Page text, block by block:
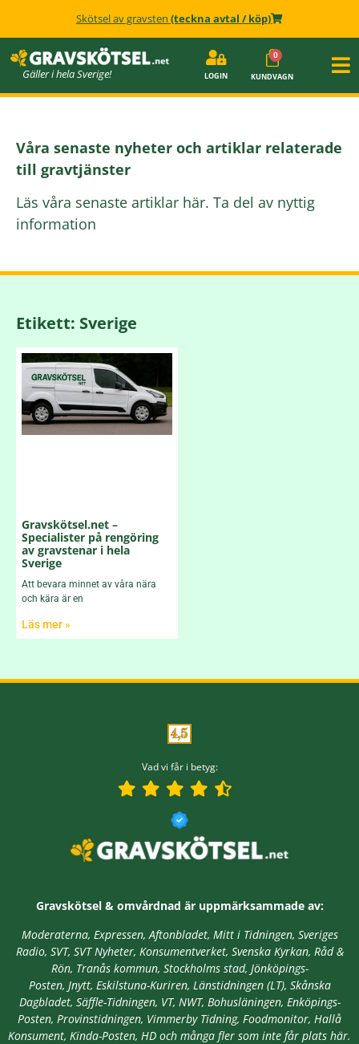
Skötsel av gravsten (teckna avtal / köp)
Gäller i hela Sverige! LOGIN KUNDVAGN
Våra senaste nyheter och artiklar relaterade
till gravtjänster
Läs våra senaste artiklar här. Ta del av nyttig
information
Etikett: Sverige
Gravskötsel.net –
Specialister på rengöring
av gravstenar i hela
Sverige
Att bevara minnet av våra nära
och kära är en
Läs mer »
Vad vi får i betyg:
Gravskötsel & omvårdnad är uppmärksammade av:
Moderaterna, Expressen, Aftonbladet, Mitt i Tidningen, Sveriges
Radio, SVT, SVT Nyheter, Konsumentverket, Svenska Kyrkan, Råd &
Rön, Tranås kommun, Stockholms stad, Jönköpings-
Posten, Jnytt, Eskilstuna-Kuriren, Länstidningen (LT), Skånska
Dagbladet, Säffle-Tidningen, VT, NWT, Bohusläningen, Enköpings-
Posten, Provinstidningen, Vimmerby Tidning, Foodmonitor, Hallå
Konsument, Kinda-Posten, HD och många fler som inte får plats här.